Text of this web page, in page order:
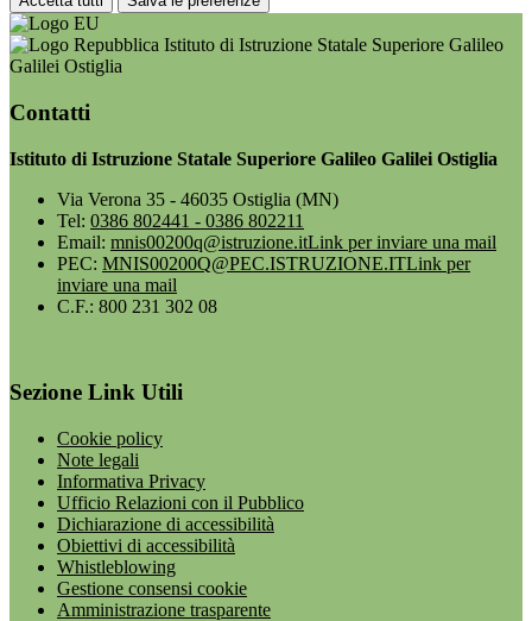
Istituto di Istruzione Statale Superiore Galileo
Galilei Ostiglia
Contatti
Istituto di Istruzione Statale Superiore Galileo Galilei Ostiglia
Via Verona 35 - 46035 Ostiglia (MN)
Tel: 0386 802441 - 0386 802211
Email: mnis00200q@istruzione.itLink per inviare una mail
PEC: MNIS00200Q@PEC.ISTRUZIONE.ITLink per
inviare una mail
C.F.: 800 231 302 08
Sezione Link Utili
Cookie policy
Note legali
Informativa Privacy
Ufficio Relazioni con il Pubblico
Dichiarazione di accessibilità
Obiettivi di accessibilità
Whistleblowing
Gestione consensi cookie
Amministrazione trasparente